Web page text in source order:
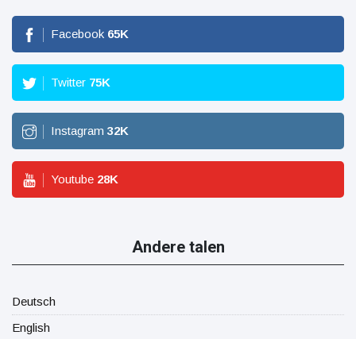
Facebook 65K
Twitter 75K
Instagram 32K
Youtube 28K
Andere talen
Deutsch
English